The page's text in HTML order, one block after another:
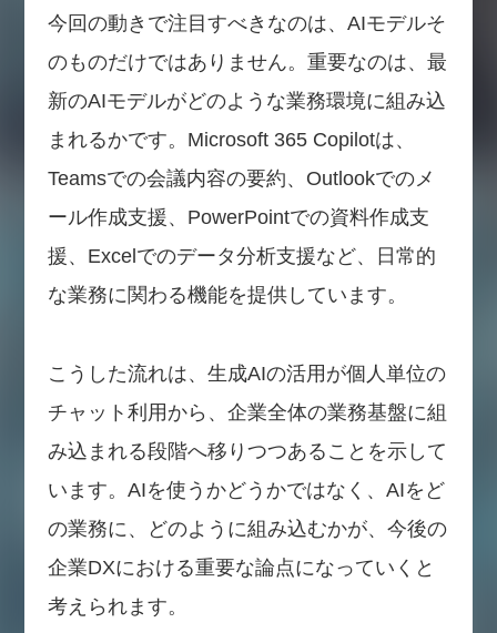
今回の動きで注目すべきなのは、AIモデルそ
のものだけではありません。重要なのは、最
新のAIモデルがどのような業務環境に組み込
まれるかです。Microsoft 365 Copilotは、
Teamsでの会議内容の要約、Outlookでのメ
ール作成支援、PowerPointでの資料作成支
援、Excelでのデータ分析支援など、日常的
な業務に関わる機能を提供しています。
こうした流れは、生成AIの活用が個人単位の
チャット利用から、企業全体の業務基盤に組
み込まれる段階へ移りつつあることを示して
います。AIを使うかどうかではなく、AIをど
の業務に、どのように組み込むかが、今後の
企業DXにおける重要な論点になっていくと
考えられます。